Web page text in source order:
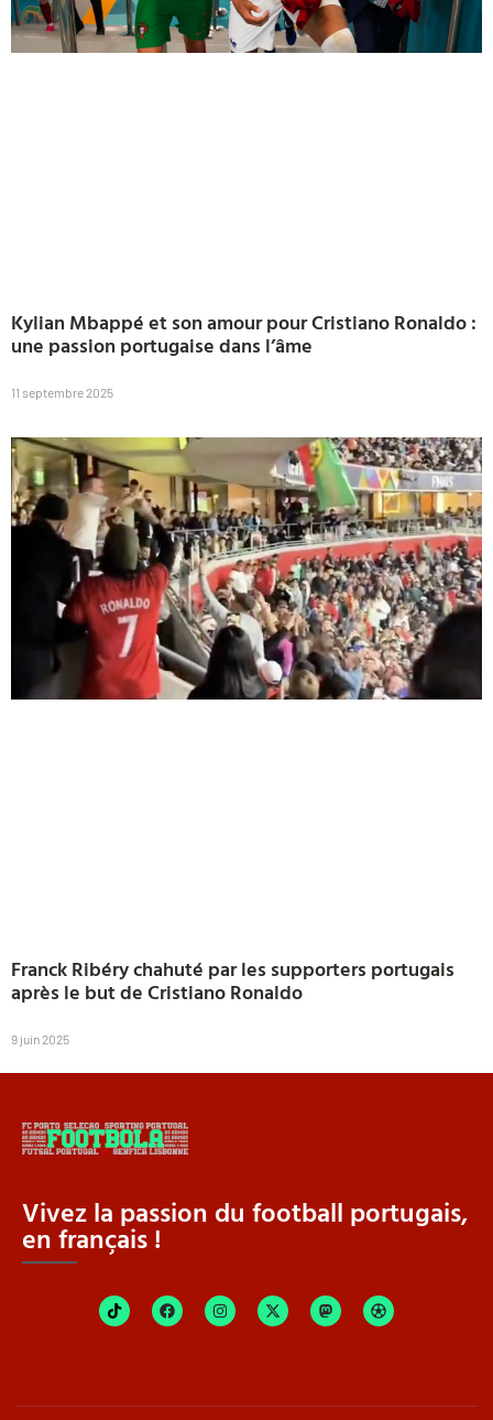
Kylian Mbappé et son amour pour Cristiano Ronaldo :
une passion portugaise dans l’âme
11 septembre 2025
Franck Ribéry chahuté par les supporters portugais
après le but de Cristiano Ronaldo
9 juin 2025
Vivez la passion du football portugais,
en français !